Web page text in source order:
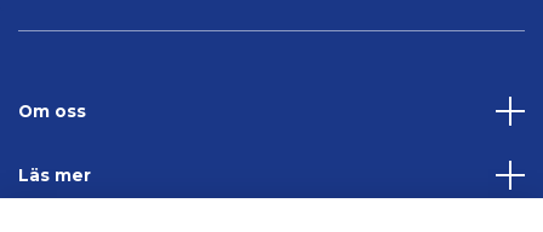
Om oss
Läs mer